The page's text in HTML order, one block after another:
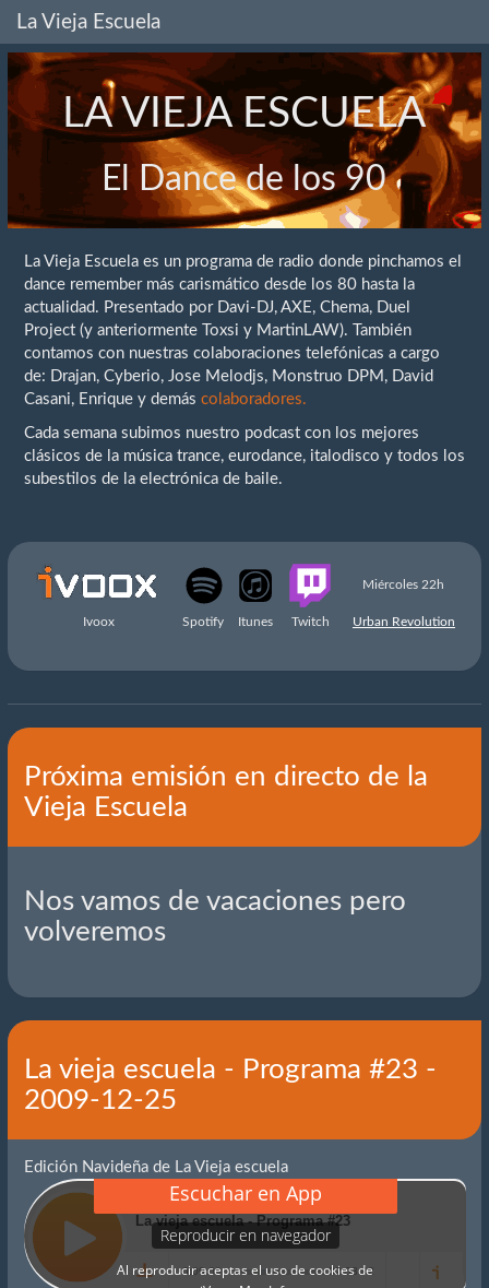
La Vieja Escuela
LA VIEJA ESCUELA
El Dance de los 90
La Vieja Escuela es un programa de radio donde pinchamos el
dance remember más carismático desde los 80 hasta la
actualidad. Presentado por Davi-DJ, AXE, Chema, Duel
Project (y anteriormente Toxsi y MartinLAW). También
contamos con nuestras colaboraciones telefónicas a cargo
de: Drajan, Cyberio, Jose Melodjs, Monstruo DPM, David
Casani, Enrique y demás colaboradores.
Cada semana subimos nuestro podcast con los mejores
clásicos de la música trance, eurodance, italodisco y todos los
subestilos de la electrónica de baile.
Miércoles 22h
Ivoox Spotify Itunes Twitch Urban Revolution
Próxima emisión en directo de la
Vieja Escuela
Nos vamos de vacaciones pero
volveremos
La vieja escuela - Programa #23 -
2009-12-25
Edición Navideña de La Vieja escuela